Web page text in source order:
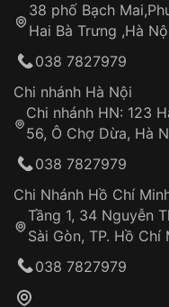
lâu gây khó chịu
Da tổng hợp (PU)
sinh, tuy nhiên
bằng da thật.
38 phố Bạch
Hai Bà Trưng ,Hà
038 7827979
Chi nhánh Hà Nội
Chi nhánh HN: 123
56, Ô Chợ Dừa, Hà
038 7827979
Chi Nhánh Hồ Chí
Tầng 1, 34 Nguyễn
Sài Gòn, TP. Hồ Chí
038 7827979